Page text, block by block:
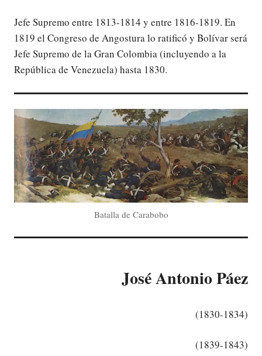
Jefe Supremo entre 1813-1814 y entre 1816-1819. En
1819 el Congreso de Angostura lo ratificó y Bolívar será
Jefe Supremo de la Gran Colombia (incluyendo a la
República de Venezuela) hasta 1830.
Batalla de Carabobo
José Antonio Páez
(1830-1834)
(1839-1843)